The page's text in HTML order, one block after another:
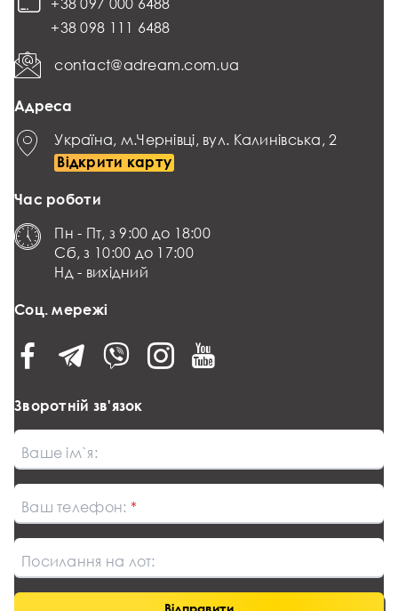
+38 097 000 6488
+38 098 111 6488
contact@adream.com.ua
Адреса
Україна, м.Чернівці, вул. Калинівська, 2
Відкрити карту
Час роботи
Пн - Пт, з 9:00 до 18:00
Сб, з 10:00 до 17:00
Нд - вихідний
Соц. мережі
Зворотній зв'язок
Ваше ім`я:
Ваш телефон:
Посилання на лот:
Відправити